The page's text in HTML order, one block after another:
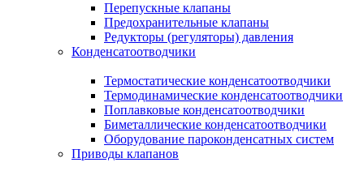
Перепускные клапаны
Предохранительные клапаны
Редукторы (регуляторы) давления
Конденсатоотводчики
Термостатические конденсатоотводчики
Термодинамические конденсатоотводчики
Поплавковые конденсатоотводчики
Биметаллические конденсатоотводчики
Оборудование пароконденсатных систем
Приводы клапанов